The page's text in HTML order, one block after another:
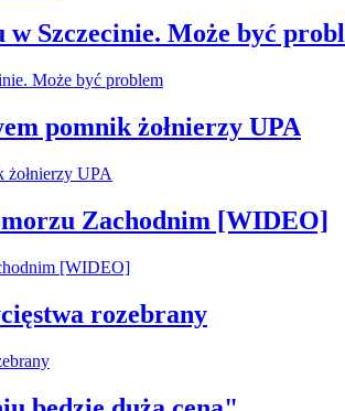
w Szczecinie. Może być
pomnik żołnierzy UPA
Zachodnim [WIDEO]
rozebrany